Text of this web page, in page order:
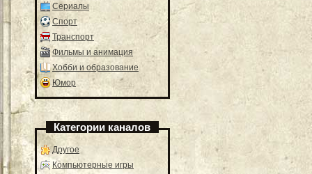
Сериалы
Спорт
Транспорт
Фильмы и анимация
Хобби и образование
Юмор
Категории каналов
Другое
Компьютерные игры